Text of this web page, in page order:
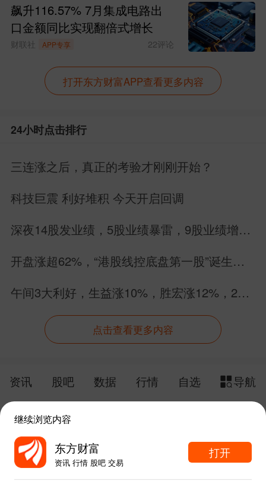
飙升116.57% 7月集成电路出
口金额同比实现翻倍式增长
财联社 APP专享 22评论
打开东方财富APP查看更多内容
24小时点击排行
三连涨之后，真正的考验才刚刚开始？
科技巨震 利好堆积 今天开启回调
深夜14股发业绩，5股业绩暴雷，9股业绩增
开盘涨超62%，“港股线控底盘第一股”诞生！
午间3大利好，生益涨10%，胜宏涨12%，26
点击查看更多内容
资讯 股吧 数据 行情 自选
导航
给网站提点意见 下载APP
东方财富APP内打开
继续浏览内容
东方财富
资讯 行情 股吧 交易
打开